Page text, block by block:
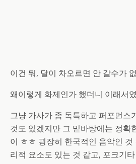
이건 뭐, 달이 차오르면 안 갈수가
왜이렇게 화제인가 했더니 이래서
그냥 가사가 좀 독특하고 퍼포먼스
것도 있겠지만 그 밑바탕에는 정확
이 ㅎㅎ 굉장히 한국적인 음악인
리적 요소도 있는 것 같고, 포크기